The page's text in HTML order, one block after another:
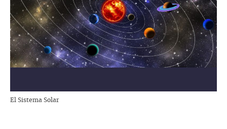
El Sistema Solar